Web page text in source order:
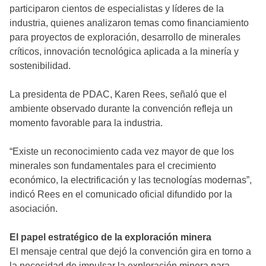
participaron cientos de especialistas y líderes de la
industria, quienes analizaron temas como financiamiento
para proyectos de exploración, desarrollo de minerales
críticos, innovación tecnológica aplicada a la minería y
sostenibilidad.
La presidenta de PDAC, Karen Rees, señaló que el
ambiente observado durante la convención refleja un
momento favorable para la industria.
“Existe un reconocimiento cada vez mayor de que los
minerales son fundamentales para el crecimiento
económico, la electrificación y las tecnologías modernas”,
indicó Rees en el comunicado oficial difundido por la
asociación.
El papel estratégico de la exploración minera
El mensaje central que dejó la convención gira en torno a